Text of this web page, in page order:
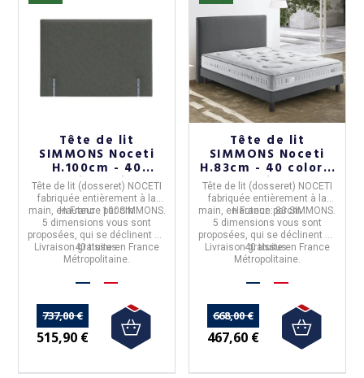
Tête de lit
SIMMONS Noceti
H.100cm - 40
coloris 5 tailles
Tête de lit (dosseret) NOCETI
fabriquée entièrement à la
main, enFrance parSIMMONS.
Hauteur : 100cm
5 dimensions vous sont
proposées, qui se déclinent en
40 tissus.
Livraison gratuite en France
Métropolitaine.
737,00 €
515,90 €
Tête de lit
SIMMONS Noceti
H.83cm - 40 coloris
5 tailles
Tête de lit (dosseret) NOCETI
fabriquée entièrement à la
main, enFranceparSIMMONS.
Hauteur :83cm
5 dimensions vous sont
proposées, qui se déclinent en
40 tissus.
Livraison gratuite en France
Métropolitaine.
668,00 €
467,60 €